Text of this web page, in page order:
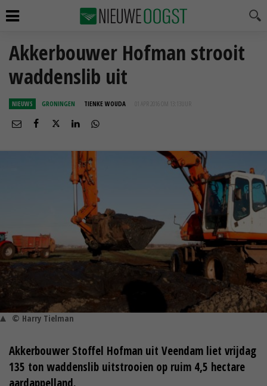
Akkerbouwer Hofman strooit
waddenslib uit
NIEUWS GRONINGEN TIENKE WOUDA 01 APR 2016 OM 13:13
© Harry Tielman
Akkerbouwer Stoffel Hofman uit Veendam liet vrijdag
135 ton waddenslib uitstrooien op ruim 4,5 hectare